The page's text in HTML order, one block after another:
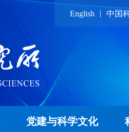
English | 中国
党建与科学文化